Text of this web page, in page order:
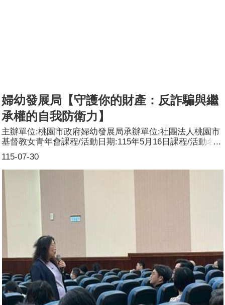
婦幼發展局【守護你的財產：反詐騙與繼
承權的自我防衛力】
115-07-30
主辦單位:桃園市政府婦幼發展局承辦單位:社團法人桃園市
基督教女青年會課程/活動日期:115年5月16日課程/活動名
稱:守護你的財產：反詐騙與繼承權的自我防衛力課程/活動
對象:各年齡層女性及家庭成員辦理形式:主題講座課程/活動
簡介(大綱):結合母親節特別規劃之熟齡婦女經濟安全講座，
從常見的投資詐騙、假檢警情境到女性在繼承中的權益保
_111_人，分別為男性：_20_人；女性：_91_人，其他：__
人。講師資料:(1)姓名：吳孟玲(2)職稱：律師